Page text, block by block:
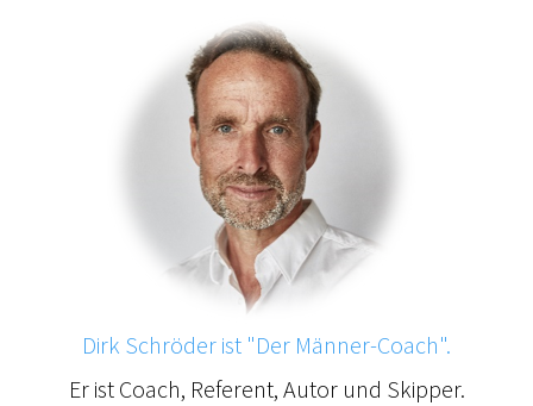
Dirk Schröder ist "Der Männer-Coach".
Er ist Coach, Referent, Autor und Skipper.